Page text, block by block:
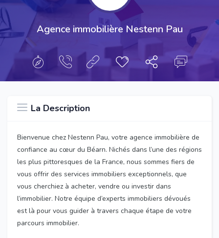
Agence immobilière Nestenn Pau
La Description
Bienvenue chez Nestenn Pau, votre agence immobilière de
confiance au cœur du Béarn. Nichés dans l’une des régions
les plus pittoresques de la France, nous sommes fiers de
vous offrir des services immobiliers exceptionnels, que
vous cherchiez à acheter, vendre ou investir dans
l’immobilier. Notre équipe d’experts immobiliers dévoués
est là pour vous guider à travers chaque étape de votre
parcours immobilier.